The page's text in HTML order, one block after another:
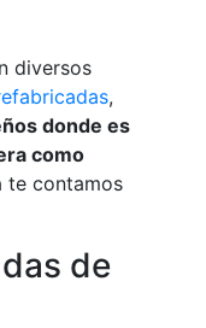
diversos
,
donde es
como
te contamos
de